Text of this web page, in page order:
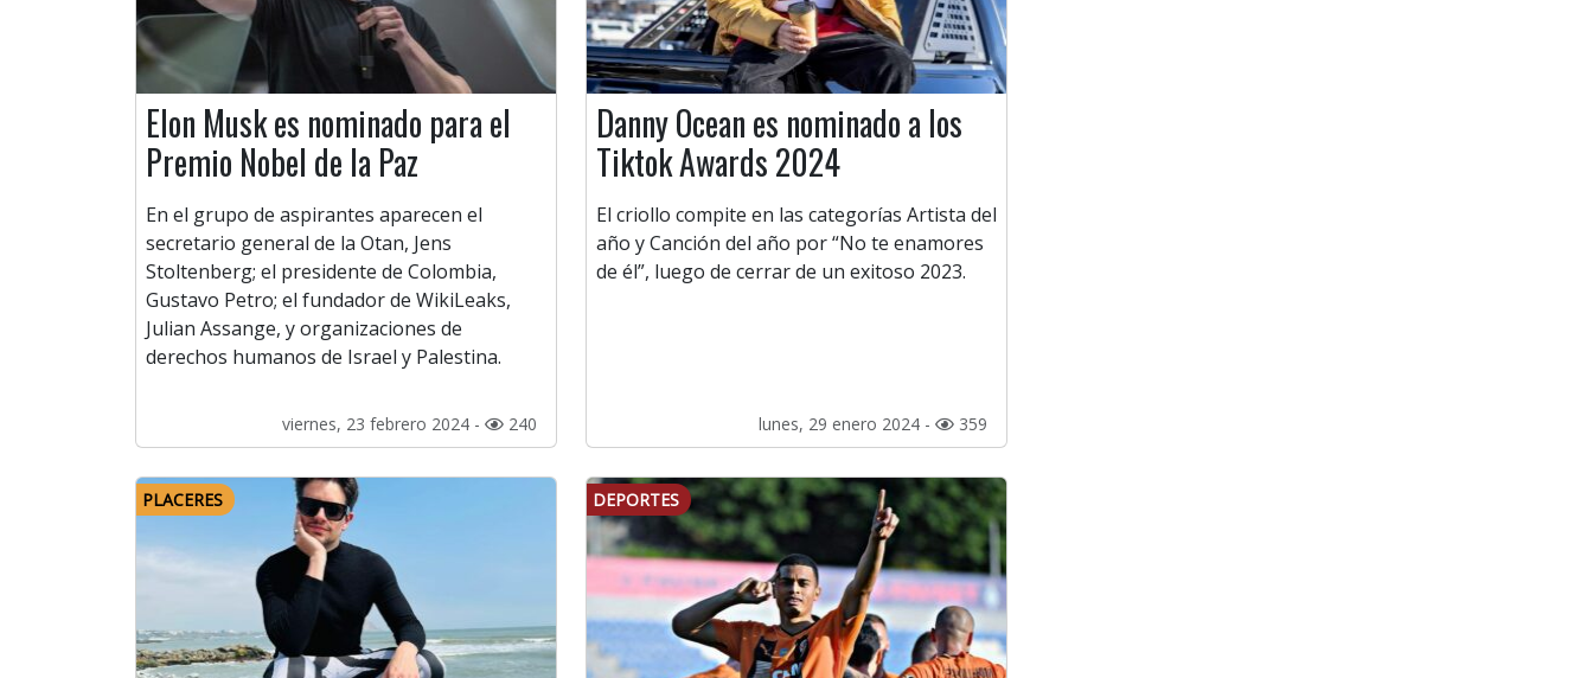
Elon Musk es nominado para el
Premio Nobel de la Paz
En el grupo de aspirantes aparecen el
secretario general de la Otan, Jens
Stoltenberg; el presidente de Colombia,
Gustavo Petro; el fundador de WikiLeaks,
Julian Assange, y organizaciones de
derechos humanos de Israel y Palestina.
viernes, 23 febrero 2024 - 240
Danny Ocean es nominado a los
Tiktok Awards 2024
El criollo compite en las categorías Artista del
año y Canción del año por “No te enamores
de él”, luego de cerrar de un exitoso 2023.
lunes, 29 enero 2024 - 359
PLACERES DEPORTES